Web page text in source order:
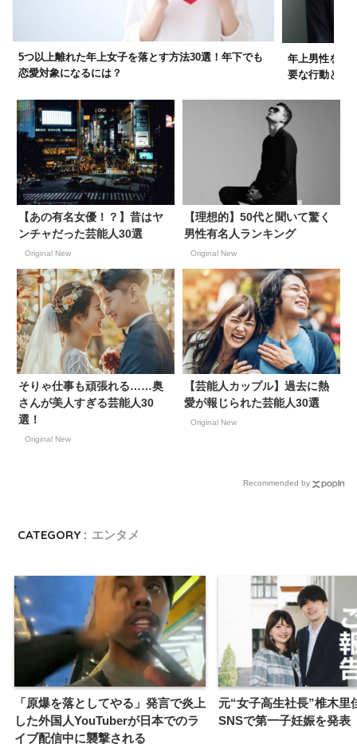
5つ以上離れた年上女子を落とす方法30選！年下でも
恋愛対象になるには？
年上男性を落
要な行動とは
【あの有名女優！？】昔はヤ
ンチャだった芸能人30選
Original New
【理想的】50代と聞いて驚く
男性有名人ランキング
Original New
そりゃ仕事も頑張れる……奥
さんが美人すぎる芸能人30
選！
Original New
【芸能人カップル】過去に熱
愛が報じられた芸能人30選
Original New
Recommended by
CATEGORY : エンタメ
「原爆を落としてやる」発言で炎上
した外国人YouTuberが日本でのラ
イブ配信中に襲撃される
元“女子高生社長”椎木里
SNSで第一子妊娠を発表